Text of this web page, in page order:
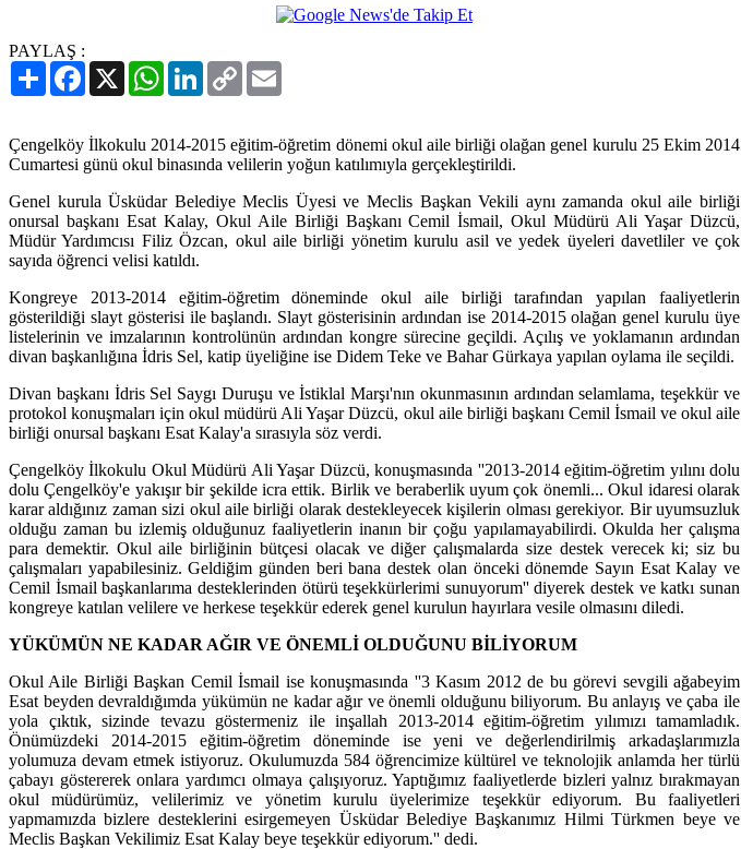
PAYLAŞ :
PaylaşFacebook
X WhatsAppLinkedIn
Copy
Link
Çengelköy İlkokulu 2014-2015 eğitim-öğretim dönemi okul aile birliği olağan genel kurulu 25 Ekim 2014
Cumartesi günü okul binasında velilerin yoğun katılımıyla gerçekleştirildi.
Genel kurula Üsküdar Belediye Meclis Üyesi ve Meclis Başkan Vekili aynı zamanda okul aile birliği
onursal başkanı Esat Kalay, Okul Aile Birliği Başkanı Cemil İsmail, Okul Müdürü Ali Yaşar Düzcü,
Müdür Yardımcısı Filiz Özcan, okul aile birliği yönetim kurulu asil ve yedek üyeleri davetliler ve çok
sayıda öğrenci velisi katıldı.
Kongreye 2013-2014 eğitim-öğretim döneminde okul aile birliği tarafından yapılan faaliyetlerin
gösterildiği slayt gösterisi ile başlandı. Slayt gösterisinin ardından ise 2014-2015 olağan genel kurulu üye
listelerinin ve imzalarının kontrolünün ardından kongre sürecine geçildi. Açılış ve yoklamanın ardından
divan başkanlığına İdris Sel, katip üyeliğine ise Didem Teke ve Bahar Gürkaya yapılan oylama ile seçildi.
Divan başkanı İdris Sel Saygı Duruşu ve İstiklal Marşı'nın okunmasının ardından selamlama, teşekkür ve
protokol konuşmaları için okul müdürü Ali Yaşar Düzcü, okul aile birliği başkanı Cemil İsmail ve okul aile
birliği onursal başkanı Esat Kalay'a sırasıyla söz verdi.
Çengelköy İlkokulu Okul Müdürü Ali Yaşar Düzcü, konuşmasında ''2013-2014 eğitim-öğretim yılını dolu
dolu Çengelköy'e yakışır bir şekilde icra ettik. Birlik ve beraberlik uyum çok önemli... Okul idaresi olarak
karar aldığınız zaman sizi okul aile birliği olarak destekleyecek kişilerin olması gerekiyor. Bir uyumsuzluk
olduğu zaman bu izlemiş olduğunuz faaliyetlerin inanın bir çoğu yapılamayabilirdi. Okulda her çalışma
para demektir. Okul aile birliğinin bütçesi olacak ve diğer çalışmalarda size destek verecek ki; siz bu
çalışmaları yapabilesiniz. Geldiğim günden beri bana destek olan önceki dönemde Sayın Esat Kalay ve
Cemil İsmail başkanlarıma desteklerinden ötürü teşekkürlerimi sunuyorum'' diyerek destek ve katkı sunan
kongreye katılan velilere ve herkese teşekkür ederek genel kurulun hayırlara vesile olmasını diledi.
YÜKÜMÜN NE KADAR AĞIR VE ÖNEMLİ OLDUĞUNU BİLİYORUM
Okul Aile Birliği Başkan Cemil İsmail ise konuşmasında ''3 Kasım 2012 de bu görevi sevgili ağabeyim
Esat beyden devraldığımda yükümün ne kadar ağır ve önemli olduğunu biliyorum. Bu anlayış ve çaba ile
yola çıktık, sizinde tevazu göstermeniz ile inşallah 2013-2014 eğitim-öğretim yılımızı tamamladık.
Önümüzdeki 2014-2015 eğitim-öğretim döneminde ise yeni ve değerlendirilmiş arkadaşlarımızla
yolumuza devam etmek istiyoruz. Okulumuzda 584 öğrencimize kültürel ve teknolojik anlamda her türlü
çabayı göstererek onlara yardımcı olmaya çalışıyoruz. Yaptığımız faaliyetlerde bizleri yalnız bırakmayan
okul müdürümüz, velilerimiz ve yönetim kurulu üyelerimize teşekkür ediyorum. Bu faaliyetleri
yapmamızda bizlere desteklerini esirgemeyen Üsküdar Belediye Başkanımız Hilmi Türkmen beye ve
Meclis Başkan Vekilimiz Esat Kalay beye teşekkür ediyorum.'' dedi.